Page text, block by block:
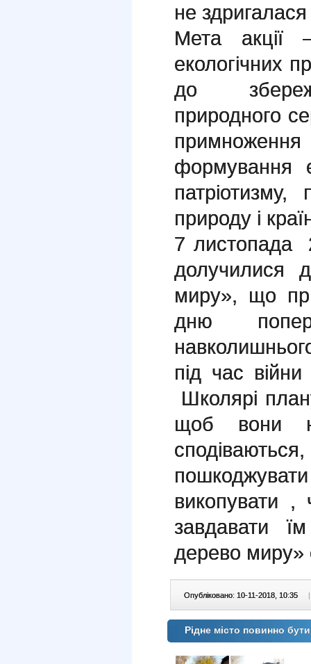
не здригалася
Мета акції
екологічних
до
природного
формування
патріотизму,
природу і
7
долучилися
миру», що
дню
під час війни
Школярі
щоб вони
викопувати
завдавати
дерево миру»
Опубліковано: 10-11-2018, 10:35 |
Рідне місто повинно